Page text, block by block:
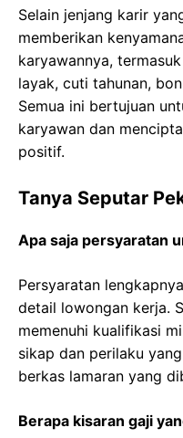
Selain jenjang karir
memberikan
karyawannya,
layak, cuti tahunan,
Semua ini bertujuan
karyawan dan
positif.
Tanya Seputar
Apa saja persyaratan
Persyaratan
detail lowongan kerja.
memenuhi kualifikasi
sikap dan perilaku
berkas lamaran yang
Berapa kisaran gaji